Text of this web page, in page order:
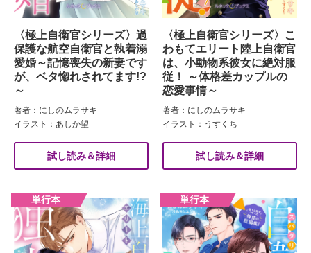
〈極上自衛官シリーズ〉過
保護な航空自衛官と執着溺
愛婚～記憶喪失の新妻です
が、ベタ惚れされてます!?
～
著者：にしのムラサキ
イラスト：あしか望
試し読み＆詳細
〈極上自衛官シリーズ〉こ
わもてエリート陸上自衛官
は、小動物系彼女に絶対服
従！ ～体格差カップルの
恋愛事情～
著者：にしのムラサキ
イラスト：うすくち
試し読み＆詳細